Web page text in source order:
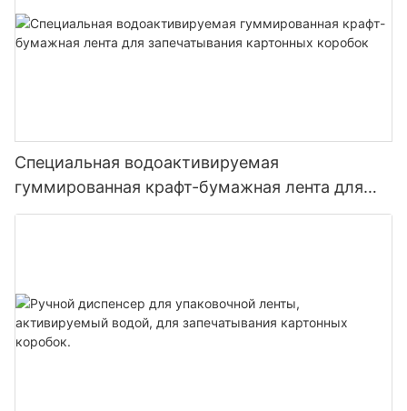
Специальная водоактивируемая
гуммированная крафт-бумажная лента для
запечатывания картонных коробок